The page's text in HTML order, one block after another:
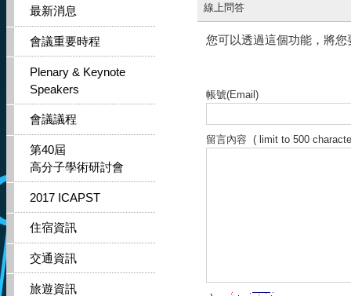
最新消息
會議重要時程
Plenary & Keynote
Speakers
會議議程
第40屆
高分子學術研討會
2017 ICAPST
住宿資訊
交通資訊
旅遊資訊
線上問答
您可以透過這個功能，將
帳號(Email)
留言內容 ( limit to 500